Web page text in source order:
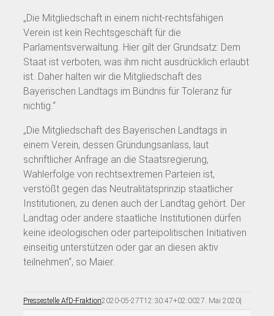
„Die Mitgliedschaft in einem nicht-rechtsfähigen
Verein ist kein Rechtsgeschäft für die
Parlamentsverwaltung. Hier gilt der Grundsatz: Dem
Staat ist verboten, was ihm nicht ausdrücklich erlaubt
ist. Daher halten wir die Mitgliedschaft des
Bayerischen Landtags im Bündnis für Toleranz für
nichtig.“
„Die Mitgliedschaft des Bayerischen Landtags in
einem Verein, dessen Gründungsanlass, laut
schriftlicher Anfrage an die Staatsregierung,
Wahlerfolge von rechtsextremen Parteien ist,
verstößt gegen das Neutralitätsprinzip staatlicher
Institutionen, zu denen auch der Landtag gehört. Der
Landtag oder andere staatliche Institutionen dürfen
keine ideologischen oder parteipolitischen Initiativen
einseitig unterstützen oder gar an diesen aktiv
teilnehmen“, so Maier.
Pressestelle AfD-Fraktion2020-05-27T12:30:47+02:0027. Mai 2020|